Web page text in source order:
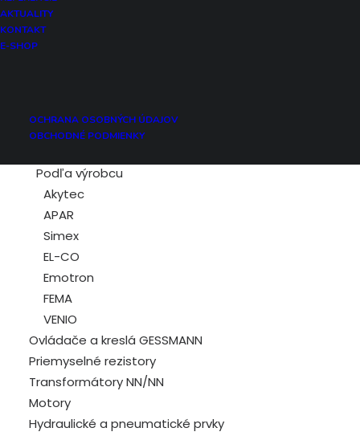
AKTUALITY
KONTAKT
E-SHOP
OCHRANA OSOBNÝCH ÚDAJOV
OBCHODNÉ PODMIENKY
Vlhkosť
Hladina
Spínanie
Podľa výrobcu
Akytec
APAR
Simex
EL-CO
Emotron
FEMA
VENIO
Ovládače a kreslá GESSMANN
Priemyselné rezistory
Transformátory NN/NN
Motory
Hydraulické a pneumatické prvky